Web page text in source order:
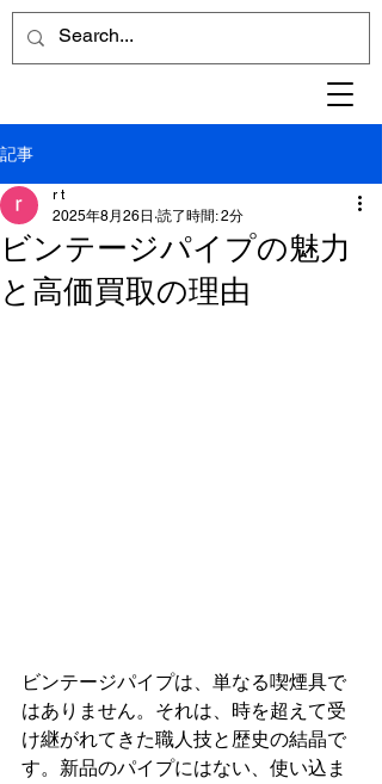
記事
ビンテージパイプの魅力
と高価買取の理由
r t
2025年8月26日 読了時間: 2分
ビンテージパイプは、単なる喫煙具で
はありません。それは、時を超えて受
け継がれてきた職人技と歴史の結晶で
す。新品のパイプにはない、使い込ま